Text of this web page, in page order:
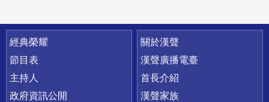
快速連結
經典榮耀
節目表
主持人
政府資訊公開
關於漢聲
漢聲廣播電臺
首長介紹
漢聲家族